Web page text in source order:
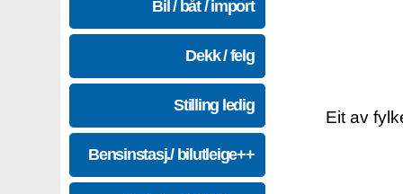
Bil / båt / import
Dekk / felg
Stilling ledig
Bensinstasj./ bilutleige++
Eit av